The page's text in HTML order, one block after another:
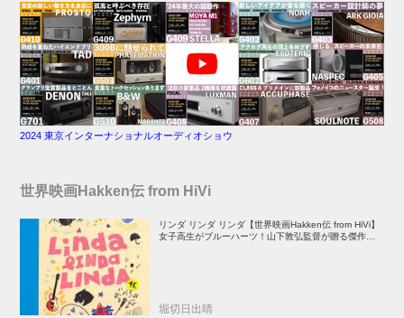
2024 東京インターナショナルオーディオショウ
世界映画Hakken伝 from HiVi
リンダ リンダ リンダ【世界映画Hakken伝 from HiVi】
女子高生がブルーハーツ！山下敦弘監督が贈る傑作青春
堀切日出晴